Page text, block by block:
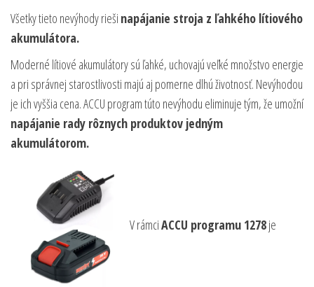
Všetky tieto nevýhody rieši napájanie stroja z ľahkého lítiového
akumulátora.
Moderné lítiové akumulátory sú ľahké, uchovajú veľké množstvo energie
a pri správnej starostlivosti majú aj pomerne dlhú životnosť. Nevýhodou
je ich vyššia cena. ACCU program túto nevýhodu eliminuje tým, že umožní
napájanie rady rôznych produktov jedným
akumulátorom.
V rámciACCU programu 1278je